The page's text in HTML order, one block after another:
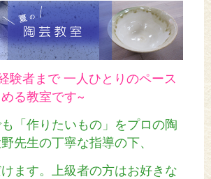
験者まで 一人ひとりのペース
る教室です~
「作りたいもの」をプロの陶
先生の丁寧な指導の下、
ます。
上級者の方はお好きな